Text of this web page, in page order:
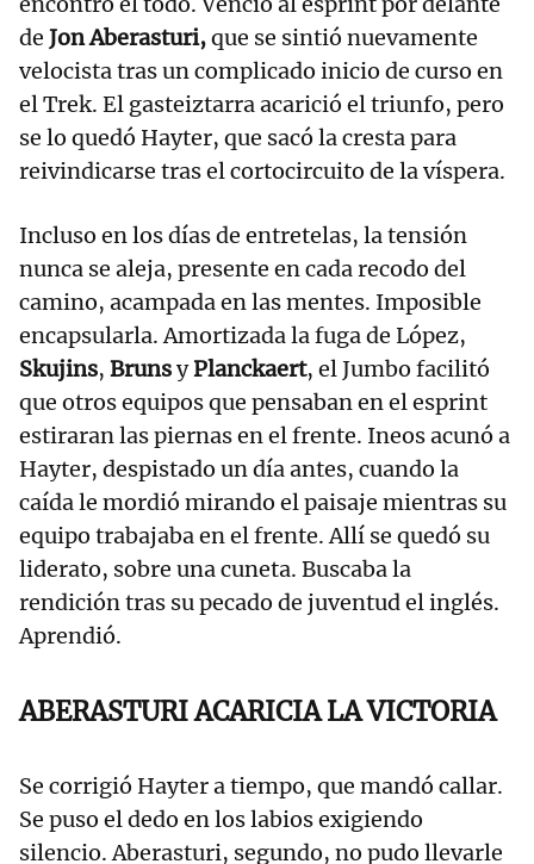
de Jon Aberasturi,que se sintió nuevamente
velocista tras un complicado inicio de curso en
el Trek. El gasteiztarra acarició el triunfo, pero
se lo quedó Hayter, que sacó la cresta para
reivindicarse tras el cortocircuito de la víspera.
Incluso en los días de entretelas, la tensión
nunca se aleja, presente en cada recodo del
camino, acampada en las mentes. Imposible
encapsularla. Amortizada la fuga de López,
Skujins, BrunsyPlanckaert, el Jumbo facilitó
que otros equipos que pensaban en el esprint
estiraran las piernas en el frente. Ineos acunó a
Hayter, despistado un día antes, cuando la
caída le mordió mirando el paisaje mientras su
equipo trabajaba en el frente. Allí se quedó su
liderato, sobre una cuneta. Buscaba la
rendición tras su pecado de juventud el inglés.
Aprendió.
ABERASTURI ACARICIA LA VICTORIA
Se corrigió Hayter a tiempo, que mandó callar.
Se puso el dedo en los labios exigiendo
silencio. Aberasturi, segundo, no pudo llevarle